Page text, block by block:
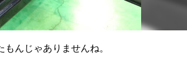
んじゃありませんね。